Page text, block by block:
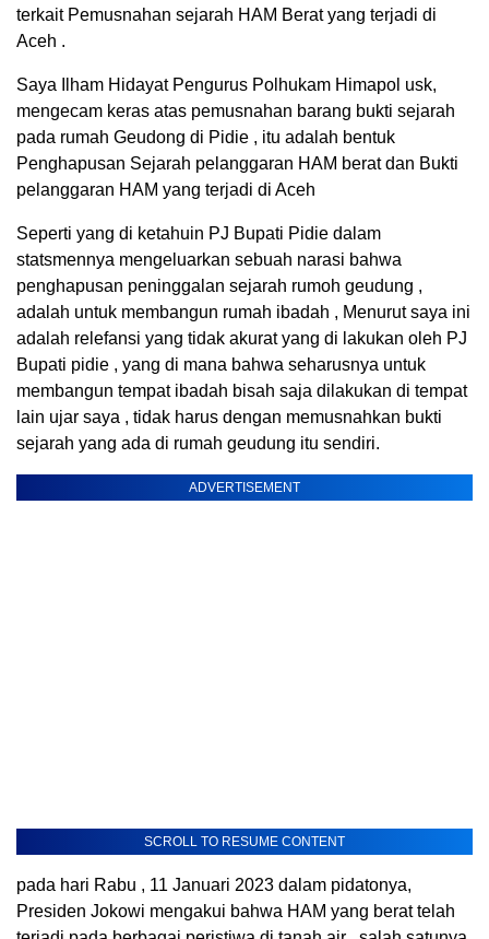
terkait Pemusnahan sejarah HAM Berat yang terjadi di
Aceh .
Saya Ilham Hidayat Pengurus Polhukam Himapol usk,
mengecam keras atas pemusnahan barang bukti sejarah
pada rumah Geudong di Pidie , itu adalah bentuk
Penghapusan Sejarah pelanggaran HAM berat dan Bukti
pelanggaran HAM yang terjadi di Aceh
Seperti yang di ketahuin PJ Bupati Pidie dalam
statsmennya mengeluarkan sebuah narasi bahwa
penghapusan peninggalan sejarah rumoh geudung ,
adalah untuk membangun rumah ibadah , Menurut saya ini
adalah relefansi yang tidak akurat yang di lakukan oleh PJ
Bupati pidie , yang di mana bahwa seharusnya untuk
membangun tempat ibadah bisah saja dilakukan di tempat
lain ujar saya , tidak harus dengan memusnahkan bukti
sejarah yang ada di rumah geudung itu sendiri.
ADVERTISEMENT
SCROLL TO RESUME CONTENT
pada hari Rabu , 11 Januari 2023 dalam pidatonya,
Presiden Jokowi mengakui bahwa HAM yang berat telah